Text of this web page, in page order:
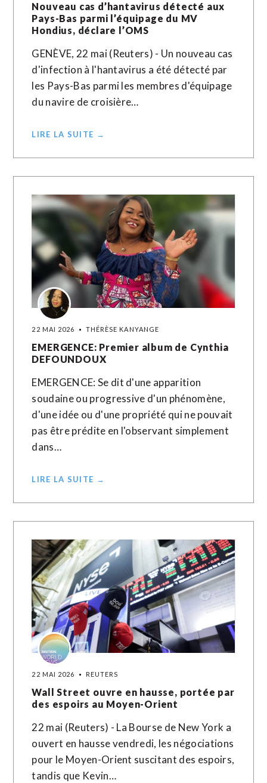
Nouveau cas d’hantavirus détecté aux
Pays-Bas parmi l’équipage du MV
Hondius, déclare l’OMS
GENÈVE, 22 mai (Reuters) - Un nouveau cas
d'infection à l'hantavirus a été détecté par
les Pays-Bas parmi les membres d'équipage
du navire de croisière…
LIRE LA SUITE →
22 MAI 2026 THÉRÈSE KANYANGE
EMERGENCE: Premier album de Cynthia
DEFOUNDOUX
EMERGENCE: Se dit d'une apparition
soudaine ou progressive d'un phénomène,
d'une idée ou d'une propriété qui ne pouvait
pas être prédite en l'observant simplement
dans…
LIRE LA SUITE →
22 MAI 2026 REUTERS
Wall Street ouvre en hausse, portée par
des espoirs au Moyen-Orient
22 mai (Reuters) - La Bourse de New York a
ouvert en hausse vendredi, les négociations
pour le Moyen-Orient suscitant des espoirs,
tandis que Kevin…